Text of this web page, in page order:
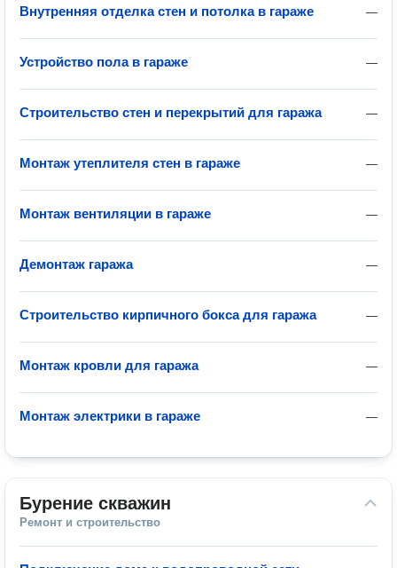
—
Внутренняя отделка стен и потолка в гараже
—
Устройство пола в гараже
—
Строительство стен и перекрытий для гаража
—
Монтаж утеплителя стен в гараже
—
Монтаж вентиляции в гараже
—
Демонтаж гаража
—
Строительство кирпичного бокса для гаража
—
Монтаж кровли для гаража
—
Монтаж электрики в гараже
Бурение скважин
Ремонт и строительство